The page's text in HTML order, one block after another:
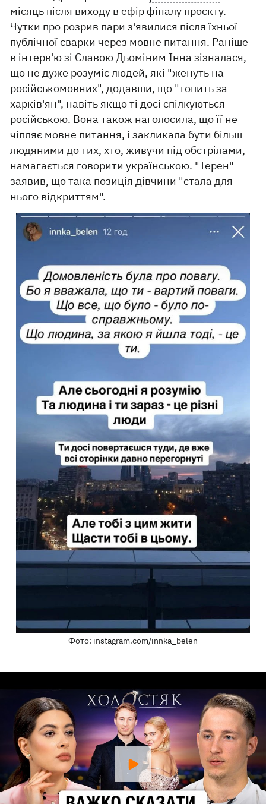
місяць після виходу в ефір фіналу проєкту.
Чутки про розрив пари з'явилися після їхньої
публічної сварки через мовне питання. Раніше
в інтерв'ю зі Славою Дьоміним Інна зізналася,
що не дуже розуміє людей, які "женуть на
російськомовних", додавши, що "топить за
харків'ян", навіть якщо ті досі спілкуються
російською. Вона також наголосила, що її не
чіпляє мовне питання, і закликала бути більш
людяними до тих, хто, живучи під обстрілами,
намагається говорити українською. "Терен"
заявив, що така позиція дівчини "стала для
нього відкриттям".
Фото: instagram.com/innka_belen